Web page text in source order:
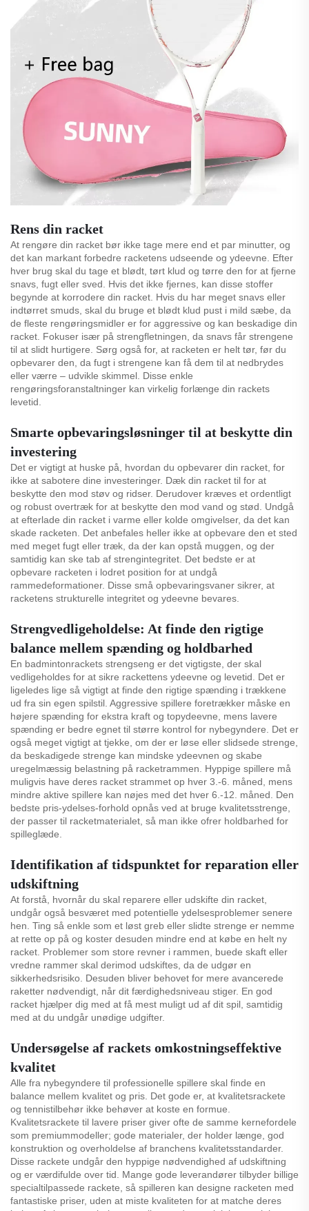
Rens din racket
At rengøre din racket bør ikke tage mere end et par minutter, og
det kan markant forbedre racketens udseende og ydeevne. Efter
hver brug skal du tage et blødt, tørt klud og tørre den for at fjerne
snavs, fugt eller sved. Hvis det ikke fjernes, kan disse stoffer
begynde at korrodere din racket. Hvis du har meget snavs eller
indtørret smuds, skal du bruge et blødt klud pust i mild sæbe, da
de fleste rengøringsmidler er for aggressive og kan beskadige din
racket. Fokuser især på strengfletningen, da snavs får strengene
til at slidt hurtigere. Sørg også for, at racketen er helt tør, før du
opbevarer den, da fugt i strengene kan få dem til at nedbrydes
eller værre – udvikle skimmel. Disse enkle
rengøringsforanstaltninger kan virkelig forlænge din rackets
levetid.
Smarte opbevaringsløsninger til at beskytte din
investering
Det er vigtigt at huske på, hvordan du opbevarer din racket, for
ikke at sabotere dine investeringer. Dæk din racket til for at
beskytte den mod støv og ridser. Derudover kræves et ordentligt
og robust overtræk for at beskytte den mod vand og stød. Undgå
at efterlade din racket i varme eller kolde omgivelser, da det kan
skade racketen. Det anbefales heller ikke at opbevare den et sted
med meget fugt eller træk, da der kan opstå muggen, og der
samtidig kan ske tab af strengintegritet. Det bedste er at
opbevare racketen i lodret position for at undgå
rammedeformationer. Disse små opbevaringsvaner sikrer, at
racketens strukturelle integritet og ydeevne bevares.
Strengvedligeholdelse: At finde den rigtige
balance mellem spænding og holdbarhed
En badmintonrackets strengseng er det vigtigste, der skal
vedligeholdes for at sikre rackettens ydeevne og levetid. Det er
ligeledes lige så vigtigt at finde den rigtige spænding i trækkene
ud fra sin egen spilstil. Aggressive spillere foretrækker måske en
højere spænding for ekstra kraft og topydeevne, mens lavere
spænding er bedre egnet til større kontrol for nybegyndere. Det er
også meget vigtigt at tjekke, om der er løse eller slidsede strenge,
da beskadigede strenge kan mindske ydeevnen og skabe
uregelmæssig belastning på racketrammen. Hyppige spillere må
muligvis have deres racket strammet op hver 3.-6. måned, mens
mindre aktive spillere kan nøjes med det hver 6.-12. måned. Den
bedste pris-ydelses-forhold opnås ved at bruge kvalitetsstrenge,
der passer til racketmaterialet, så man ikke ofrer holdbarhed for
spilleglæde.
Identifikation af tidspunktet for reparation eller
udskiftning
At forstå, hvornår du skal reparere eller udskifte din racket,
undgår også besværet med potentielle ydelsesproblemer senere
hen. Ting så enkle som et løst greb eller slidte strenge er nemme
at rette op på og koster desuden mindre end at købe en helt ny
racket. Problemer som store revner i rammen, buede skaft eller
vredne rammer skal derimod udskiftes, da de udgør en
sikkerhedsrisiko. Desuden bliver behovet for mere avancerede
raketter nødvendigt, når dit færdighedsniveau stiger. En god
racket hjælper dig med at få mest muligt ud af dit spil, samtidig
med at du undgår unødige udgifter.
Undersøgelse af rackets omkostningseffektive
kvalitet
Alle fra nybegyndere til professionelle spillere skal finde en
balance mellem kvalitet og pris. Det gode er, at kvalitetsrackete
og tennistilbehør ikke behøver at koste en formue.
Kvalitetsrackete til lavere priser giver ofte de samme kernefordele
som premiummodeller; gode materialer, der holder længe, god
konstruktion og overholdelse af branchens kvalitetsstandarder.
Disse rackete undgår den hyppige nødvendighed af udskiftning
og er værdifulde over tid. Mange gode leverandører tilbyder billige
specialtilpassede rackete, så spilleren kan designe racketen med
fantastiske priser, uden at miste kvaliteten for at matche deres